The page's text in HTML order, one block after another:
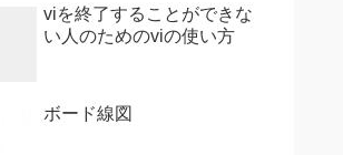
viを終了することができな
い人のためのviの使い方
ボード線図